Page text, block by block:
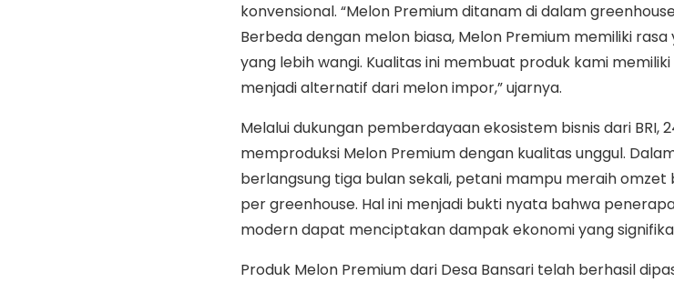
konvensional. “Melon Premium ditanam di dalam
Berbeda dengan melon biasa, Melon Premium memiliki
yang lebih wangi. Kualitas ini membuat produk kami
menjadi alternatif dari melon impor,” ujarnya.
Melalui dukungan pemberdayaan ekosistem bisnis dari BRI,
memproduksi Melon Premium dengan kualitas unggul.
berlangsung tiga bulan sekali, petani mampu meraih omzet
per greenhouse. Hal ini menjadi bukti nyata bahwa
modern dapat menciptakan dampak ekonomi yang
Produk Melon Premium dari Desa Bansari telah berhasil